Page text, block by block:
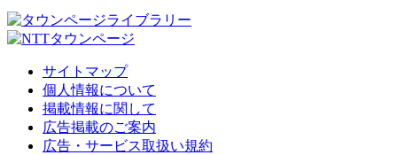
サイトマップ
個人情報について
掲載情報に関して
広告掲載のご案内
広告・サービス取扱い規約